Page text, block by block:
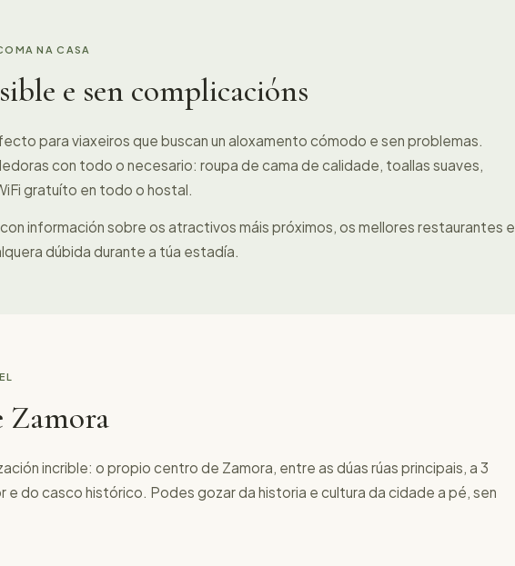
NA CASA
e sen complicacións
para viaxeiros que buscan un aloxamento cómodo e sen problemas.
con todo o necesario: roupa de cama de calidade, toallas suaves,
gratuíto en todo o hostal.
información sobre os atractivos máis próximos, os mellores restaurantes e
dúbida durante a túa estadía.
Zamora
incrible: o propio centro de Zamora, entre as dúas rúas principais, a 3
e do casco histórico. Podes gozar da historia e cultura da cidade a pé, sen